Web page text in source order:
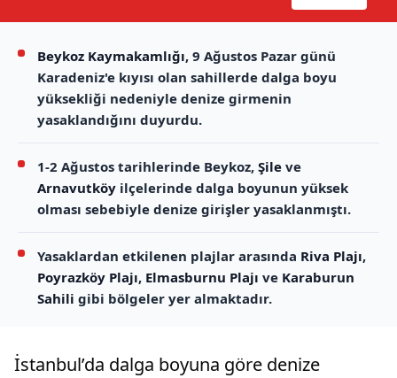
Beykoz Kaymakamlığı, 9 Ağustos Pazar günü
Karadeniz'e kıyısı olan sahillerde dalga boyu
yüksekliği nedeniyle denize girmenin
yasaklandığını duyurdu.
1-2 Ağustos tarihlerinde Beykoz, Şile ve
Arnavutköy ilçelerinde dalga boyunun yüksek
olması sebebiyle denize girişler yasaklanmıştı.
Yasaklardan etkilenen plajlar arasında Riva Plajı,
Poyrazköy Plajı, Elmasburnu Plajı ve Karaburun
Sahili gibi bölgeler yer almaktadır.
İstanbul’da dalga boyuna göre denize